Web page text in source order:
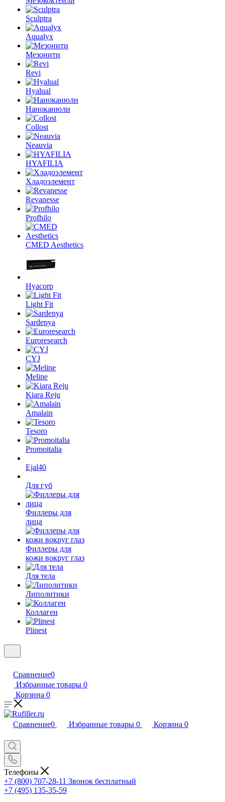
Sculptra
Aqualyx
Мезонити
Revi
Hyalual
Наноканюли
Collost
Neauvia
HYAFILIA
Хладоэлемент
Revanesse
Profhilo
CMED Aesthetics
Hyacorp
Light Fit
Sardenya
Euroresearch
CYJ
Meline
Kiara Reju
Amalain
Tesoro
Promoitalia
Ejal40
Для губ
Филлеры для
лица
Филлеры для
кожи вокруг глаз
Для тела
Липолитики
Коллаген
Plinest
Сравнение0
Избранные товары 0
Корзина 0
Сравнение0 Избранные товары 0 Корзина 0
Телефоны
+7 (800) 707-28-11 Звонок бесплатный
+7 (495) 135-35-59